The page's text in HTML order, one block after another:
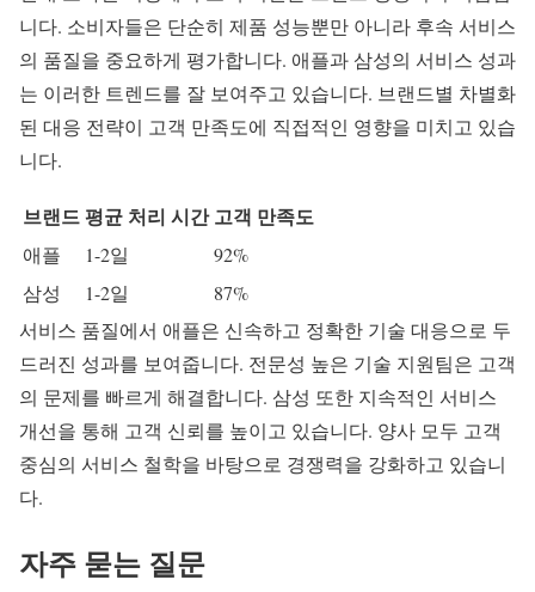
니다. 소비자들은 단순히 제품 성능뿐만 아니라 후속 서비스
의 품질을 중요하게 평가합니다. 애플과 삼성의 서비스 성과
는 이러한 트렌드를 잘 보여주고 있습니다. 브랜드별 차별화
된 대응 전략이 고객 만족도에 직접적인 영향을 미치고 있습
니다.
브랜드평균 처리 시간 고객 만족도
애플 1-2일
92%
삼성
1-2일
87%
서비스 품질에서 애플은 신속하고 정확한 기술 대응으로 두
드러진 성과를 보여줍니다. 전문성 높은 기술 지원팀은 고객
의 문제를 빠르게 해결합니다. 삼성 또한 지속적인 서비스
개선을 통해 고객 신뢰를 높이고 있습니다. 양사 모두 고객
중심의 서비스 철학을 바탕으로 경쟁력을 강화하고 있습니
다.
자주 묻는 질문